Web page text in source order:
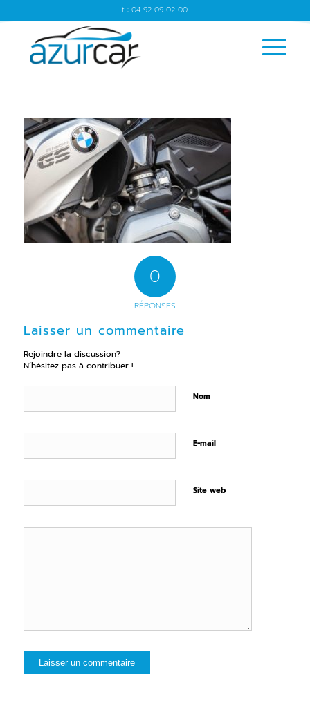
t : 04 92 09 02 00
0
RÉPONSES
Laisser un commentaire
Rejoindre la discussion?
N’hésitez pas à contribuer !
Nom
E-mail
Site web